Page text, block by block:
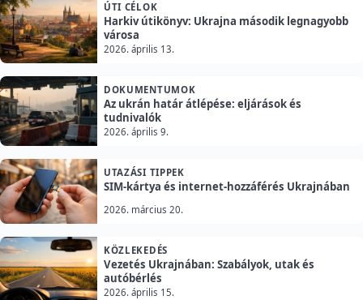
ÚTI CÉLOK
Harkiv útikönyv: Ukrajna második legnagyobb
városa
2026. április 13.
DOKUMENTUMOK
Az ukrán határ átlépése: eljárások és
tudnivalók
2026. április 9.
UTAZÁSI TIPPEK
SIM-kártya és internet-hozzáférés Ukrajnában
2026. március 20.
KÖZLEKEDÉS
Vezetés Ukrajnában: Szabályok, utak és
autóbérlés
2026. április 15.